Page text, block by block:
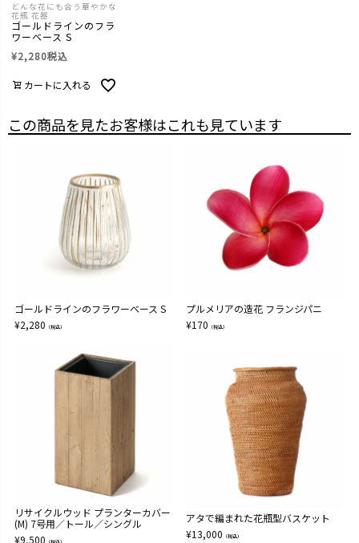
どんな花にも合う華やかな
花瓶 花器
ゴールドラインのフラ
ワーベース S
¥2,280税込
カートに入れる
この商品を見たお客様はこれも見ています
ゴールドラインのフラワーベース S
¥2,280 （税込）
プルメリアの造花 フランジパニ
¥170 （税込）
リサイクルウッド プランターカバー
(M) 7号用／トール／シングル
¥9,500
アタで編まれた花瓶型バスケット
¥13,000 （税込）